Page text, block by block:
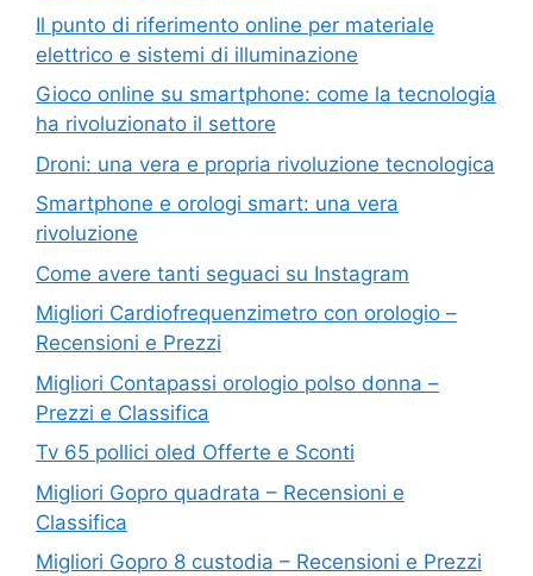
Il punto di riferimento online per materiale
elettrico e sistemi di illuminazione
Gioco online su smartphone: come la tecnologia
ha rivoluzionato il settore
Droni: una vera e propria rivoluzione tecnologica
Smartphone e orologi smart: una vera
rivoluzione
Come avere tanti seguaci su Instagram
Migliori Cardiofrequenzimetro con orologio –
Recensioni e Prezzi
Migliori Contapassi orologio polso donna –
Prezzi e Classifica
Tv 65 pollici oled Offerte e Sconti
Migliori Gopro quadrata – Recensioni e
Classifica
Migliori Gopro 8 custodia – Recensioni e Prezzi